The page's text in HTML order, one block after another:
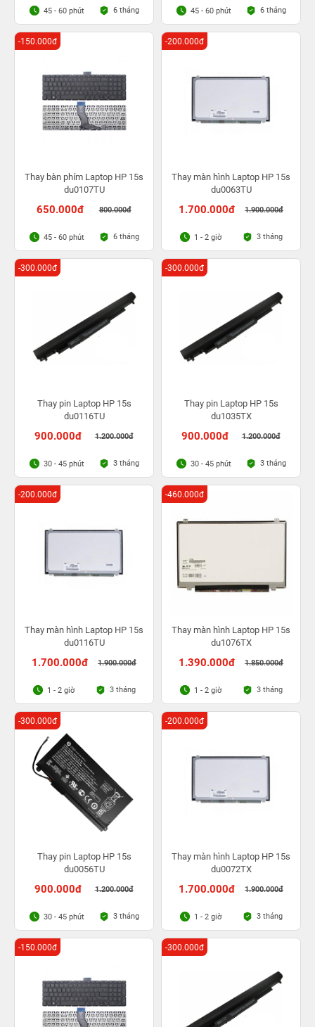
45 - 60 phút 6 tháng 45 - 60 phút 6 tháng
Thay bàn phím Laptop HP 15s
du0107TU
650.000đ 800.000đ
-150.000đ
45 - 60 phút 6 tháng
Thay màn hình Laptop HP 15s
du0063TU
1.700.000đ 1.900.000đ
-200.000đ
1 - 2 giờ 3 tháng
Thay pin Laptop HP 15s
du0116TU
900.000đ 1.200.000đ
-300.000đ
30 - 45 phút 3 tháng
Thay pin Laptop HP 15s
du1035TX
900.000đ 1.200.000đ
-300.000đ
30 - 45 phút 3 tháng
Thay màn hình Laptop HP 15s
du0116TU
1.700.000đ 1.900.000đ
-200.000đ
1 - 2 giờ 3 tháng
Thay màn hình Laptop HP 15s
du1076TX
1.390.000đ 1.850.000đ
-460.000đ
1 - 2 giờ 3 tháng
Thay pin Laptop HP 15s
du0056TU
900.000đ 1.200.000đ
-300.000đ
30 - 45 phút 3 tháng
Thay màn hình Laptop HP 15s
du0072TX
1.700.000đ 1.900.000đ
-200.000đ
1 - 2 giờ 3 tháng
-150.000đ -300.000đ